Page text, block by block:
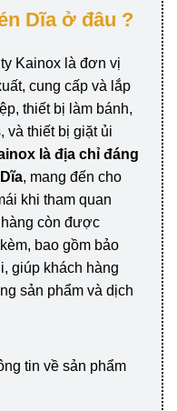
Dĩa ở đâu ?
Kainox là đơn vị
cung cấp và lắp
thiết bị làm bánh,
và thiết bị giặt ủi
là địa chỉ đáng
, mang đến cho
khi tham quan
còn được
bao gồm bảo
giúp khách hàng
sản phẩm và dịch
tin về sản phẩm